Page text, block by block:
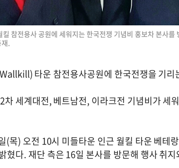
참전용사 공원에 세워지는 한국전쟁 기념비 홍보차 본사를
.
타운 참전용사공원에 한국전쟁을 기리
세계대전, 베트남전, 이라크전 기념비가 세
(목) 오전 10시 미들타운 인근 월킬 타운 베테
혔다. 재단 측은 16일 본사를 방문해 행사 취